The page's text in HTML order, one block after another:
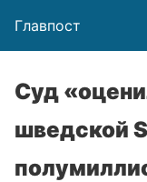
Главпост
Суд
шведской